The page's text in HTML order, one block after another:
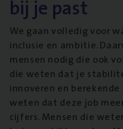
bij je past
We gaan volledig voor
inclusie en ambitie.
mensen nodig die ook
die weten dat je
innoveren en berekende
weten dat deze job
cijfers. Mensen die